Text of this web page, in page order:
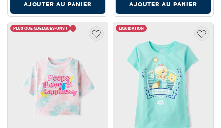
AJOUTER AU PANIER AJOUTER AU PANIER
PLUS QUE QUELQUES-UNS ! LIQUIDATION